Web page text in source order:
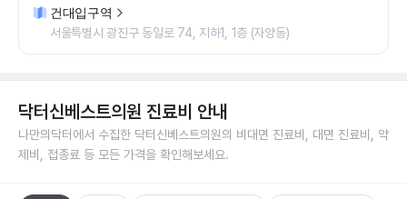
건대입구역
서울특별시 광진구 동일로 74, 지하1, 1층 (자양동)
닥터신베스트의원 진료비 안내
나만의닥터에서 수집한 닥터신베스트의원의 비대면 진료비, 대면 진료비, 약
제비, 접종료 등 모든 가격을 확인해보세요.